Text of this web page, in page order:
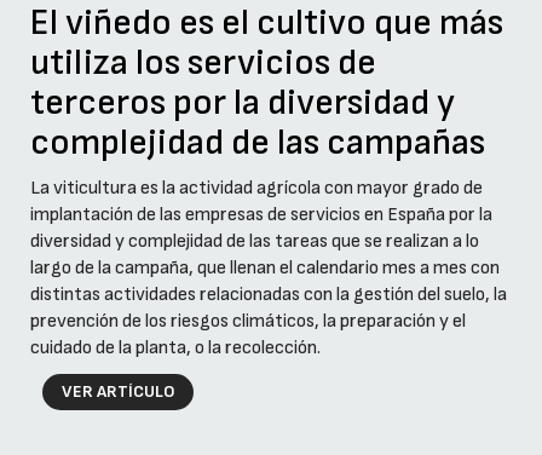
El viñedo es el cultivo que más
utiliza los servicios de
terceros por la diversidad y
complejidad de las campañas
La viticultura es la actividad agrícola con mayor grado de
implantación de las empresas de servicios en España por la
diversidad y complejidad de las tareas que se realizan a lo
largo de la campaña, que llenan el calendario mes a mes con
distintas actividades relacionadas con la gestión del suelo, la
prevención de los riesgos climáticos, la preparación y el
cuidado de la planta, o la recolección.
VER ARTÍCULO